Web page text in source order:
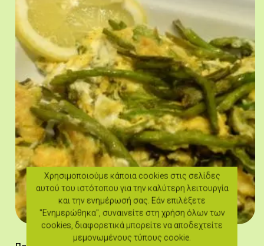
Χρησιμοποιούμε κάποια cookies στις σελίδες
αυτού του ιστότοπου για την καλύτερη λειτουργία
και την ενημέρωσή σας. Εάν επιλέξετε
"Ενημερώθηκα", συναινείτε στη χρήση όλων των
cookies, διαφορετικά μπορείτε να αποδεχτείτε
μεμονωμένους τύπους cookie.